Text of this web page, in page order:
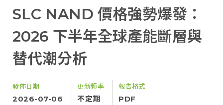
SLC NAND 價格強勢爆發：
2026 下半年全球產能斷層與
替代潮分析
發佈日期
2026-07-06
更新頻率
不定期
報告格式
PDF